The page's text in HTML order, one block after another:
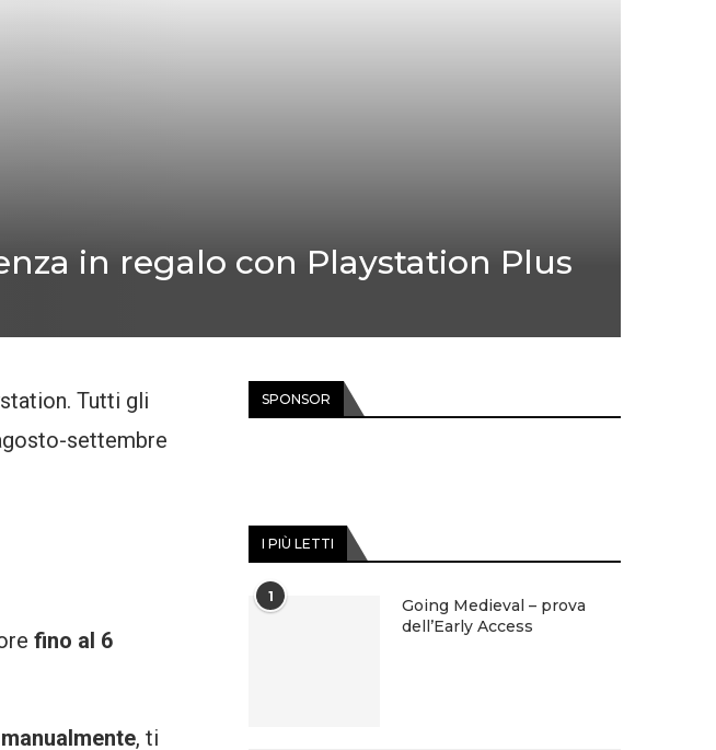
in regalo con Playstation Plus
Tutti gli
settembre
fino al 6
, ti
SPONSOR
I PIÙ LETTI
1
Going Medieval – prova
dell’Early Access